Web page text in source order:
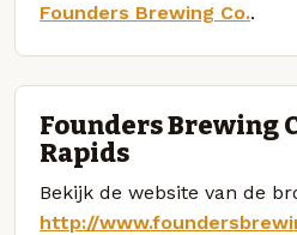
Founders Brewing Co..
Founders Brewing
Rapids
Bekijk de website van de
http://